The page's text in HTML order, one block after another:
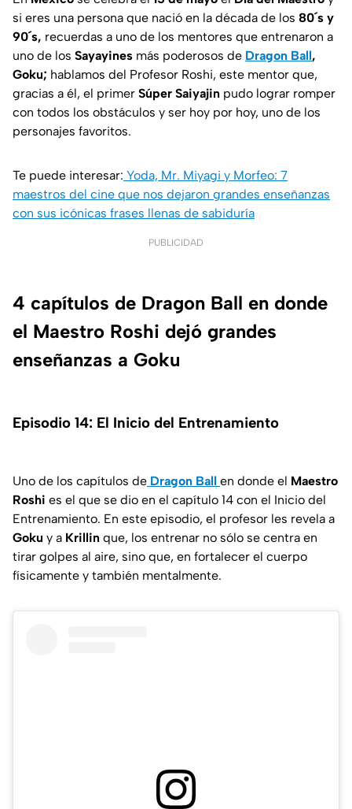
si eres una persona que nació en la década de los 80´s y
90´s, recuerdas a uno de los mentores que entrenaron a
uno de los Sayayines más poderosos de Dragon Ball,
Goku; hablamos del Profesor Roshi, este mentor que,
gracias a él, el primer Súper Saiyajin pudo lograr romper
con todos los obstáculos y ser hoy por hoy, uno de los
personajes favoritos.
Te puede interesar: Yoda, Mr. Miyagi y Morfeo: 7
maestros del cine que nos dejaron grandes enseñanzas
con sus icónicas frases llenas de sabiduría
PUBLICIDAD
4 capítulos de Dragon Ball en donde
el Maestro Roshi dejó grandes
enseñanzas a Goku
Episodio 14: El Inicio del Entrenamiento
Uno de los capítulos de Dragon Ball en donde el Maestro
Roshi es el que se dio en el capítulo 14 con el Inicio del
Entrenamiento. En este episodio, el profesor les revela a
Goku y a Krillin que, los entrenar no sólo se centra en
tirar golpes al aire, sino que, en fortalecer el cuerpo
físicamente y también mentalmente.